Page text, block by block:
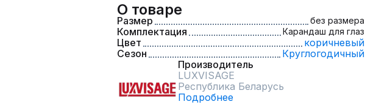
О товаре
Размер без размера
Комплектация Карандаш для глаз
Цвет
коричневый
Сезон
Круглогодичный
Производитель
LUXVISAGE
Республика Беларусь
Подробнее